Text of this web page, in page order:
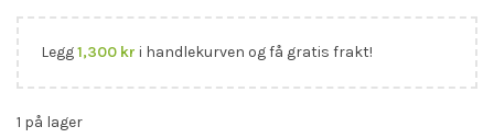
Legg1,300 kr i handlekurven og få gratis frakt!
1 på lager